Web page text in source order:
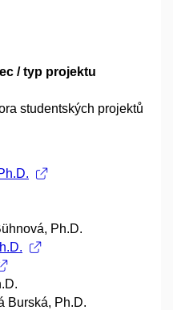
/ typ projektu
studentských projektů
Ph.D.
Burská, Ph.D.